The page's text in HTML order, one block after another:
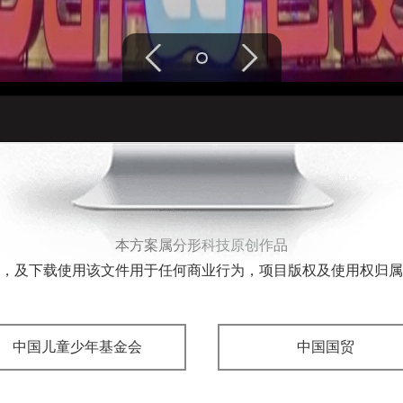
本方案属分形科技原创作品
及下载使用该文件用于任何商业行为，项目版权及使用权归
中国儿童少年基金会 中国国贸